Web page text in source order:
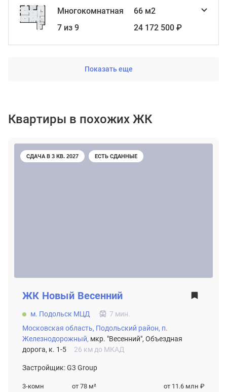
Многокомнатная
66 м2
7 из 9
24 172 500 ₽
Показать еще
Квартиры в похожих ЖК
СДАЧА В 3 КВ. 2027 ЕСТЬ СДАННЫЕ
ЖК Новый Весенний
м. Подольск МЦД
7 мин.
Московская область, Подольский район, п.
Железнодорожный, мкр. "Весенний", Объездная
дорога, к. 1-5
26 км до МКАД
Застройщик: G3 Group
3-комн от 78 м² от 11.6 млн ₽